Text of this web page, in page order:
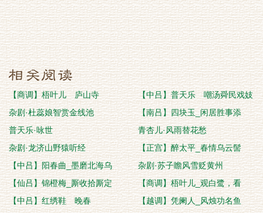
【商调】梧叶儿 庐山寺
【中吕】普天乐 嘲汤舜民戏妓
杂剧·杜蕊娘智赏金线池
【南吕】四块玉_闲居胜事添
普天乐·咏世
青杏儿·风雨替花愁
杂剧·龙济山野猿听经
【正宫】醉太平_春情乌云髻
【中吕】阳春曲_墨磨北海乌
杂剧·苏子瞻风雪贬黄州
【仙吕】锦橙梅_厮收拾厮定
【商调】梧叶儿_观白鹭，看
【中吕】红绣鞋 晚春
【越调】凭阑人_风烛功名鱼